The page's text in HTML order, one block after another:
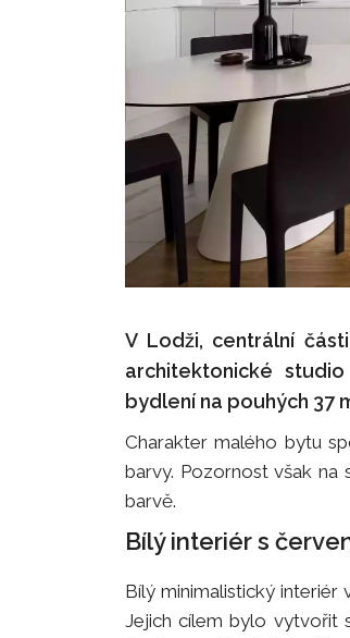
V Lodži, centrální
architektonické
bydlení na pouhých 37
Charakter malého bytu
barvy. Pozornost však na
barvě.
Bílý interiér s
Bílý minimalistický interiér
Jejich cílem bylo vytvořit